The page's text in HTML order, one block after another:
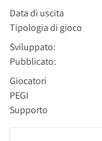
Data di uscita
Tipologia di gioco
Sviluppato:
Pubblicato:
Giocatori
PEGI
Supporto